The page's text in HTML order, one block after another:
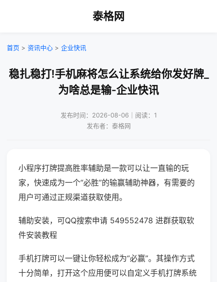
泰格网
首页 > 资讯中心 > 企业快讯
稳扎稳打!手机麻将怎么让系统给你发好牌_
为啥总是输-企业快讯
发布时间：2026-08-06｜阅读：1
发布者：泰格网
小程序打牌提高胜率辅助是一款可以让一直输的玩
家，快速成为一个“必胜”的输赢辅助神器，有需要的
用户可通过正规渠道获取使用。
辅助安装，可QQ搜索申请 549552478 进群获取软
件安装教程
手机打牌可以一键让你轻松成为“必赢”。其操作方式
十分简单，打开这个应用便可以自定义手机打牌系统